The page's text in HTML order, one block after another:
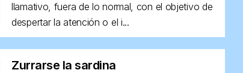
llamativo, fuera de lo normal, con el objetivo de
despertar la atención o el i...
Zurrarse la sardina